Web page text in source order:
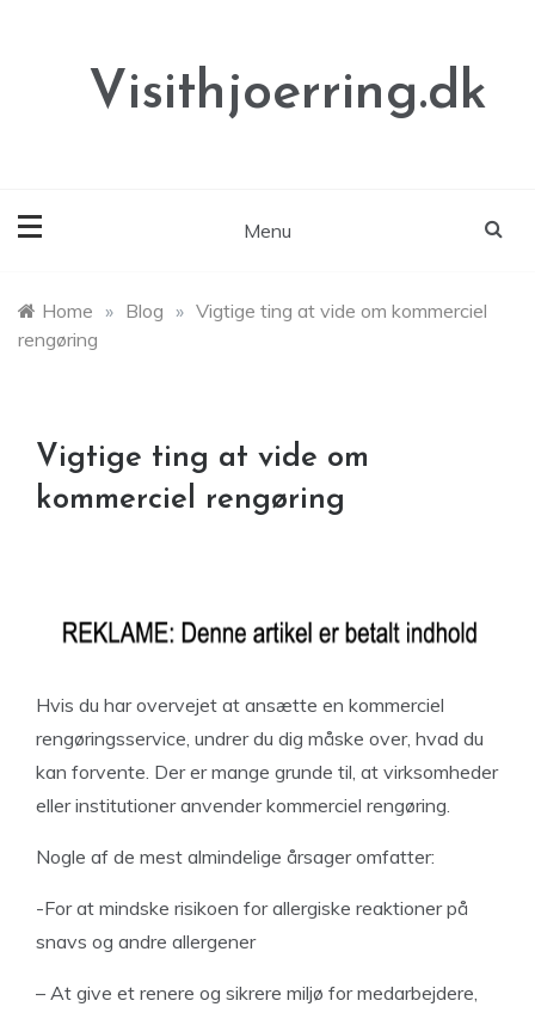
Visithjoerring.dk
Menu
Home » Blog » Vigtige ting at vide om kommerciel
rengøring
Vigtige ting at vide om
kommerciel rengøring
Hvis du har overvejet at ansætte en kommerciel
rengøringsservice, undrer du dig måske over, hvad du
kan forvente. Der er mange grunde til, at virksomheder
eller institutioner anvender kommerciel rengøring.
Nogle af de mest almindelige årsager omfatter:
-For at mindske risikoen for allergiske reaktioner på
snavs og andre allergener
– At give et renere og sikrere miljø for medarbejdere,